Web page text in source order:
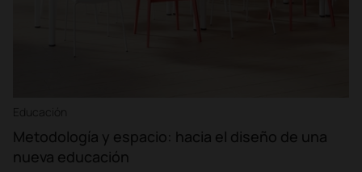
Educación
Metodología y espacio: hacia el diseño de una
nueva educación